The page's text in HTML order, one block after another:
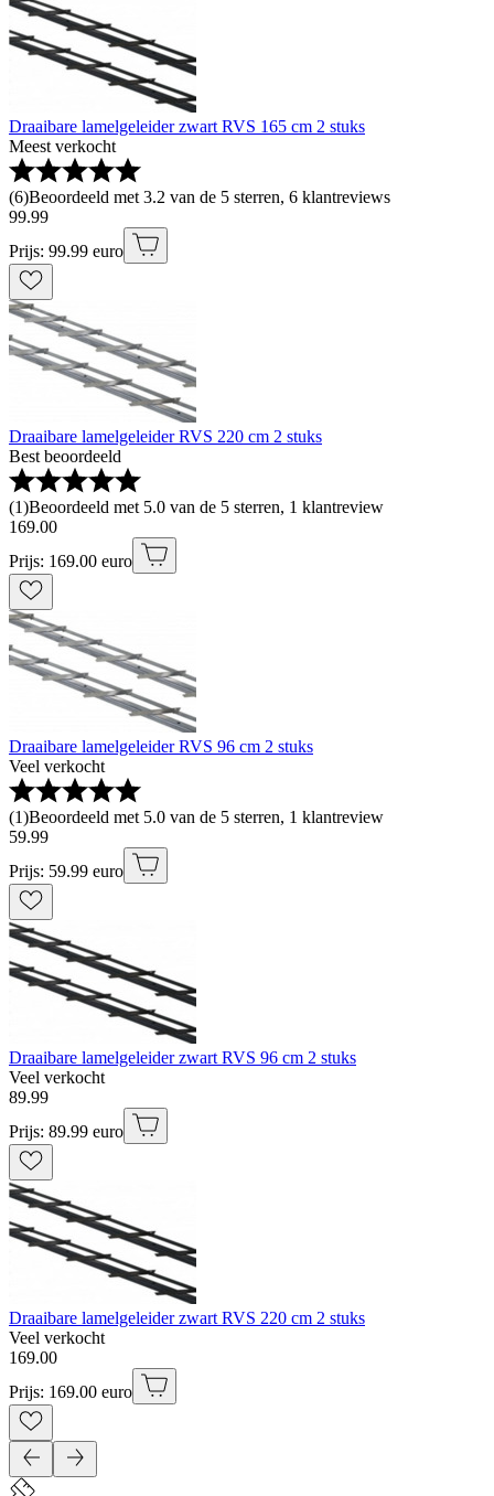
Draaibare lamelgeleider zwart RVS 165 cm 2 stuks
Meest verkocht
(6)Beoordeeld met 3.2 van de 5 sterren, 6 klantreviews
99.99
Prijs: 99.99 euro
Draaibare lamelgeleider RVS 220 cm 2 stuks
Best beoordeeld
(1)Beoordeeld met 5.0 van de 5 sterren, 1 klantreview
169.00
Prijs: 169.00 euro
Draaibare lamelgeleider RVS 96 cm 2 stuks
Veel verkocht
(1)Beoordeeld met 5.0 van de 5 sterren, 1 klantreview
59.99
Prijs: 59.99 euro
Draaibare lamelgeleider zwart RVS 96 cm 2 stuks
Veel verkocht
89.99
Prijs: 89.99 euro
Draaibare lamelgeleider zwart RVS 220 cm 2 stuks
Veel verkocht
169.00
Prijs: 169.00 euro